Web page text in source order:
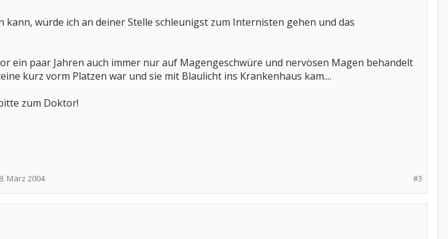
würde ich an deiner Stelle schleunigst zum Internisten gehen und das
ein paar Jahren auch immer nur auf Magengeschwüre und nervösen Magen behandelt
kurz vorm Platzen war und sie mit Blaulicht ins Krankenhaus kam....
zum Doktor!
#3
März 2004